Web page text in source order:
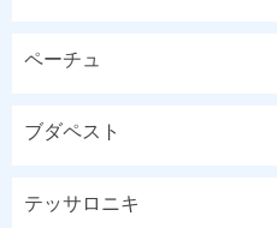
ペーチュ
ブダペスト
テッサロニキ